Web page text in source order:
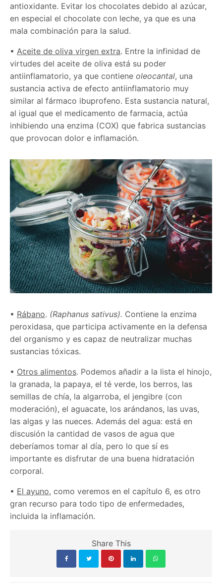
antioxidante. Evitar los chocolates debido al azúcar,
en especial el chocolate con leche, ya que es una
mala combinación para la salud.
• Aceite de oliva virgen extra. Entre la infinidad de
virtudes del aceite de oliva está su poder
antiinflamatorio, ya quecontieneoleocantal, una
sustancia activa de efecto antiinflamatorio muy
similar al fármaco ibuprofeno. Esta sustancia natural,
al igual que el medicamento de farmacia, actúa
inhibiendo una enzima (COX) que fabrica sustancias
que provocan dolor e inflamación.
• Rábano. (Raphanus sativus). Contiene la enzima
peroxidasa, que participa activamente en la defensa
del organismo y es capaz de neutralizar muchas
sustancias tóxicas.
• Otros alimentos. Podemos añadir a la lista el hinojo,
la granada, la papaya, el té verde, los berros, las
semillas de chía, la algarroba, el jengibre (con
moderación), el aguacate, los arándanos, las uvas,
las algas y las nueces. Además del agua: está en
discusión la cantidad de vasos de agua que
deberíamos tomar al día, pero lo que sí es
importante es disfrutar de una buena hidratación
corporal.
• El ayuno, como veremos en el capítulo 6, es otro
gran recurso para todo tipo de enfermedades,
incluida la inflamación.
Share This